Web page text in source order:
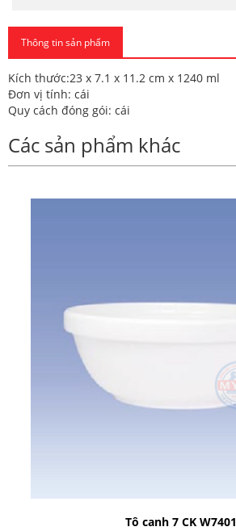
Thông tin sản phẩm
Kích thước:23 x 7.1 x 11.2 cm x 1240 ml
Đơn vị tính: cái
Quy cách đóng gói: cái
Các sản phẩm khác
Tô canh 7 CK W7401